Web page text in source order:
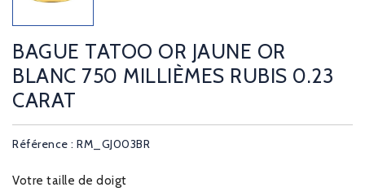
BAGUE TATOO OR JAUNE OR
BLANC 750 MILLIÈMES RUBIS 0.23
CARAT
Référence : RM_GJ003BR
Votre taille de doigt